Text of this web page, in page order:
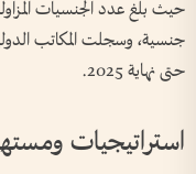
حتى نهاية 2025.
استراتيجيات